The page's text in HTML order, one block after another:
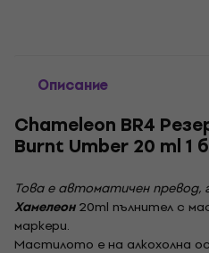
Описание
Chameleon BR4
Burnt Umber 20 ml 1
Това е автоматичен
Хамелеон20ml пълнител с
маркери.
Мастилото е на алкохолна